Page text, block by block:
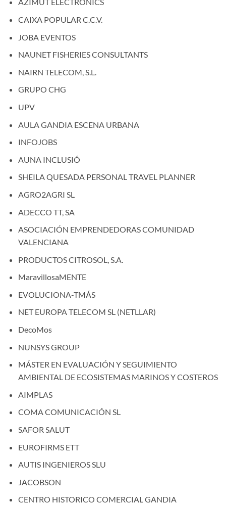
AZIMUT ELECTRONICS
CAIXA POPULAR C.C.V.
JOBA EVENTOS
NAUNET FISHERIES CONSULTANTS
NAIRN TELECOM, S.L.
GRUPO CHG
UPV
AULA GANDIA ESCENA URBANA
INFOJOBS
AUNA INCLUSIÓ
SHEILA QUESADA PERSONAL TRAVEL PLANNER
AGRO2AGRI SL
ADECCO TT, SA
ASOCIACIÓN EMPRENDEDORAS COMUNIDAD
VALENCIANA
PRODUCTOS CITROSOL, S.A.
MaravillosaMENTE
EVOLUCIONA-TMÁS
NET EUROPA TELECOM SL (NETLLAR)
DecoMos
NUNSYS GROUP
MÁSTER EN EVALUACIÓN Y SEGUIMIENTO
AMBIENTAL DE ECOSISTEMAS MARINOS Y COSTEROS
AIMPLAS
COMA COMUNICACIÓN SL
SAFOR SALUT
EUROFIRMS ETT
AUTIS INGENIEROS SLU
JACOBSON
CENTRO HISTORICO COMERCIAL GANDIA